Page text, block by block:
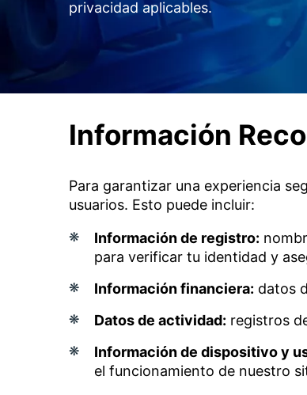
privacidad aplicables.
Información
Para garantizar una experiencia
usuarios. Esto puede incluir:
Información de registro:
para verificar tu identidad y
Información financiera: datos
Datos de actividad: registros
Información de dispositivo y
el funcionamiento de nuestro